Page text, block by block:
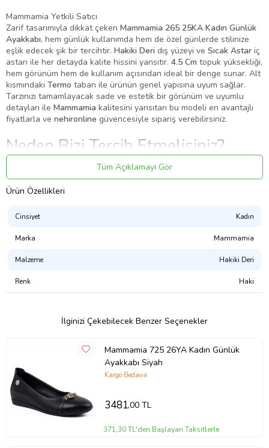
Mammamia Yetkili Satıcı
Zarif tasarımıyla dikkat çeken Mammamia 265 25KA Kadın Günlük
Ayakkabı, hem günlük kullanımda hem de özel günlerde stilinize
eşlik edecek şık bir tercihtir. Hakiki Deri dış yüzeyi ve Sıcak Astar iç
astarı ile her detayda kalite hissini yansıtır. 4.5 Cm topuk yüksekliği,
hem görünüm hem de kullanım açısından ideal bir denge sunar. Alt
kısmındaki Termo taban ile ürünün genel yapısına uyum sağlar.
Tarzınızı tamamlayacak sade ve estetik bir görünüm ve uyumlu
detayları ile Mammamia kalitesini yansıtan bu modeli en avantajlı
fiyatlarla ve nehironline güvencesiyle sipariş verebilirsiniz.
Neden Bizi Tercih Etmelisiniz?
%100 Orijinal Ürün Garantisi
Tüm ürünlerimiz orijinal olup,Mammamiagüvencesiyle sizlere
sunulmaktadır.
Siparişleriniz özenle paketlenir ve en hızlı şekilde adresinize teslim
Dış Yüzey
Üretim Yeri
Ürün Detayı
Günlük
Standart Kalıp
Topuk Yüksekliği 4.5 Cm
Düz
Sonbahar Kış
Ürün Kodu:
Tüm Açıklamayı Gör
Ürün Özellikleri
Cinsiyet Kadın
Marka Mammamia
Malzeme Hakiki Deri
Renk Haki
İlginizi Çekebilecek Benzer Seçenekler
Mammamia 725 26YA Kadın Günlük
Ayakkabı Siyah
Kargo Bedava
3481,00 TL
371,30 TL'den Başlayan Taksitlerle